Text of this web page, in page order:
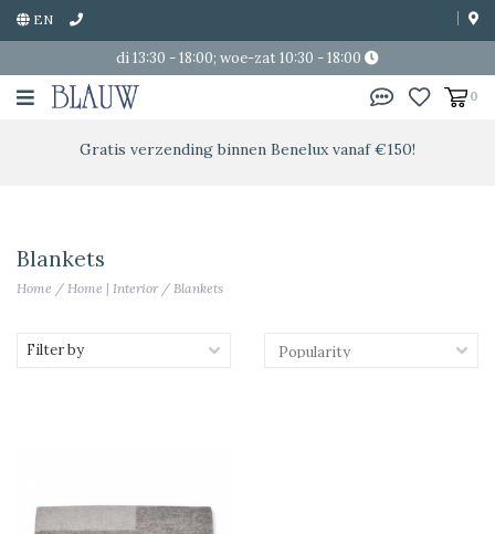
EN
di 13:30 - 18:00; woe-zat 10:30 - 18:00
0
Gratis verzending binnen Benelux vanaf €150!
Blankets
Home / Home | Interior/ Blankets
Filter by